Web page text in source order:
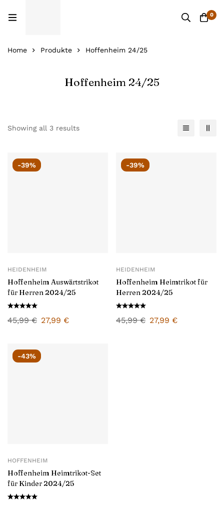
0
Home Produkte Hoffenheim 24/25
Hoffenheim 24/25
Showing all 3 results
-39%
HEIDENHEIM
Hoffenheim Auswärtstrikot
für Herren 2024/25
45,99€ 27,99 €
-39%
HEIDENHEIM
Hoffenheim Heimtrikot für
Herren 2024/25
45,99€ 27,99 €
-43%
HOFFENHEIM
Hoffenheim Heimtrikot-Set
für Kinder 2024/25